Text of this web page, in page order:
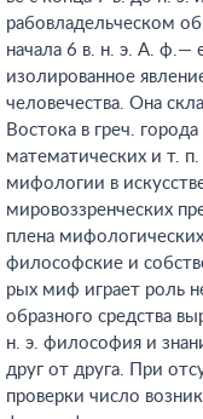
рабовладельческом
начала 6 в. н. э. А. ф.—
изолированное
человечества. Она
Востока в греч.
математических и т. п.
мифологии в
мировоззренческих
плена
философские и
рых миф играет роль
образного средства
н. э. философия и
друг от друга. При
проверки число